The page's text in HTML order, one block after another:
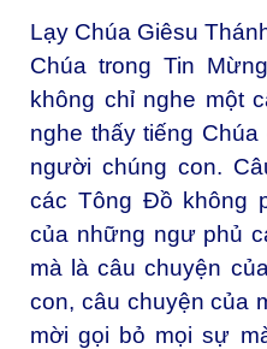
Lạy Chúa Giêsu
Chúa trong Tin
không chỉ nghe một
nghe thấy tiếng
người chúng con.
các Tông Đồ không
của những ngư phủ
mà là câu chuyện
con, câu chuyện của
mời gọi bỏ mọi sự